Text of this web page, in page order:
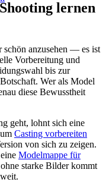
lernen
schön anzusehen — es ist
Vorbereitung und
bis zur
Wer als Model
diese Bewusstheit
geht, lohnt sich eine
Casting vorbereiten
von sich zu zeigen.
Modelmappe für
starke Bilder kommt